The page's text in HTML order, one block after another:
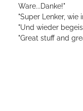
Ware...Danke!"
"Super Lenker, wie
"Und wieder
"Great stuff and